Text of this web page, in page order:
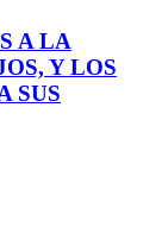
A LA
Y LOS
SUS